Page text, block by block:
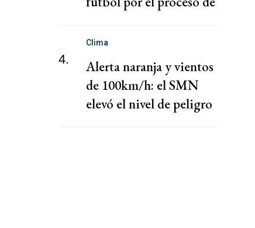
4.
Clima
Alerta naranja y vientos
de 100km/h: el SMN
elevó el nivel de peligro